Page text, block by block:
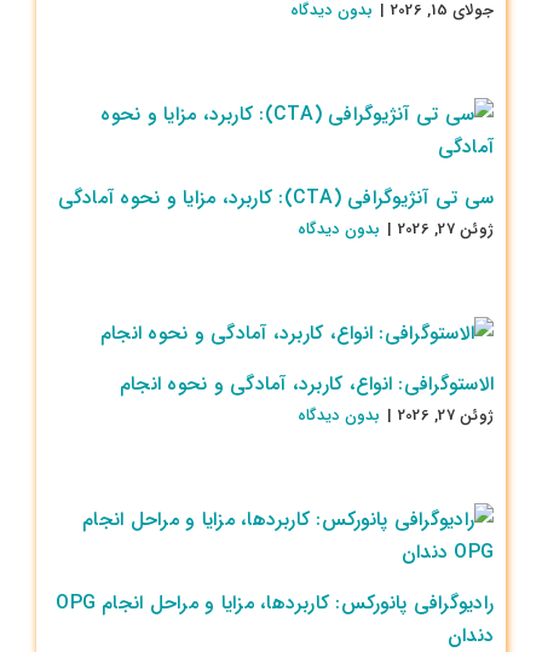
جولای 15, 2026 | بدون ديدگاه
سی تی آنژیوگرافی (CTA): کاربرد، مزایا و نحوه آمادگی
ژوئن 27, 2026 | بدون ديدگاه
الاستوگرافی: انواع، کاربرد، آمادگی و نحوه انجام
ژوئن 27, 2026 | بدون ديدگاه
رادیوگرافی پانورکس: کاربردها، مزایا و مراحل انجام OPG
دندان